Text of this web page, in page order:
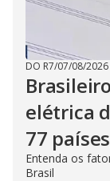
DO R7/07/08/2026
elétrica
77
Entenda os
Brasil